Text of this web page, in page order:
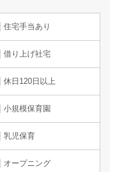
住宅手当あり
借り上げ社宅
休日120日以上
小規模保育園
乳児保育
オープニング